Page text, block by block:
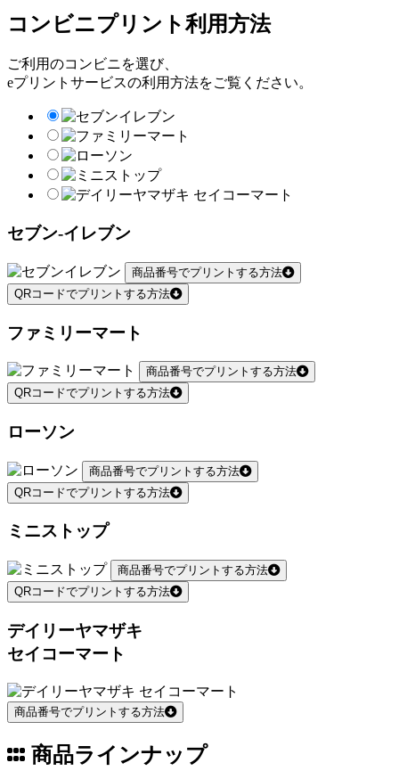
コンビニプリント利用方法
ご利用のコンビニを選び、
eプリントサービスの利用方法をご覧ください。
セブン-イレブン
商品番号でプリントする方法
QRコードでプリントする方法
ファミリーマート
商品番号でプリントする方法
QRコードでプリントする方法
ローソン
商品番号でプリントする方法
QRコードでプリントする方法
ミニストップ
商品番号でプリントする方法
QRコードでプリントする方法
デイリーヤマザキ
セイコーマート
商品番号でプリントする方法
商品ラインナップ